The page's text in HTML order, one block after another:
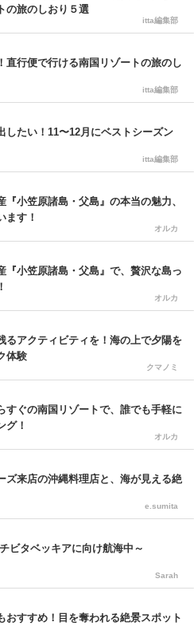
の旅のしおり５選
itta編集部
直行便で行ける南国リゾートの旅のし
itta編集部
したい！11〜12月にベストシーズン
itta編集部
『小笠原諸島・父島』の本当の魅力、
ます！
オルカ
『小笠原諸島・父島』で、贅沢な島っ
オルカ
るアクティビティを！海の上で夕陽を
体験
クマノミ
すぐの南国リゾートで、誰でも手軽に
グ！
オルカ
ズ来店の沖縄料理店と、海が見える絶
e.sumita
ビタベッキアに向け航海中～
Sarah
おすすめ！目を奪われる絶景スポット